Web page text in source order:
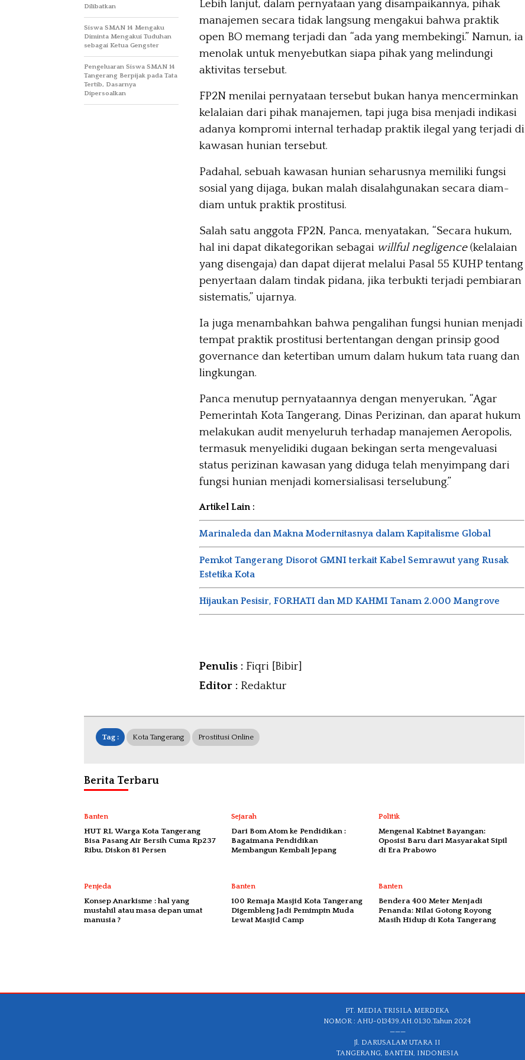
Lebih lanjut, dalam pernyataan yang disampaikannya, pihak
manajemen secara tidak langsung mengakui bahwa praktik
open BO memang terjadi dan “ada yang membekingi.” Namun, ia
menolak untuk menyebutkan siapa pihak yang melindungi
aktivitas tersebut.
FP2N menilai pernyataan tersebut bukan hanya mencerminkan
kelalaian dari pihak manajemen, tapi juga bisa menjadi indikasi
adanya kompromi internal terhadap praktik ilegal yang terjadi di
kawasan hunian tersebut.
Padahal, sebuah kawasan hunian seharusnya memiliki fungsi
sosial yang dijaga, bukan malah disalahgunakan secara diam-
diam untuk praktik prostitusi.
Salah satu anggota FP2N, Panca, menyatakan, “Secara hukum,
hal ini dapat dikategorikan sebagai willful negligence(kelalaian
yang disengaja) dan dapat dijerat melalui Pasal 55 KUHP tentang
penyertaan dalam tindak pidana, jika terbukti terjadi pembiaran
sistematis,” ujarnya.
Ia juga menambahkan bahwa pengalihan fungsi hunian menjadi
tempat praktik prostitusi bertentangan dengan prinsip good
governance dan ketertiban umum dalam hukum tata ruang dan
lingkungan.
Panca menutup pernyataannya dengan menyerukan, “Agar
Pemerintah Kota Tangerang, Dinas Perizinan, dan aparat hukum
melakukan audit menyeluruh terhadap manajemen Aeropolis,
termasuk menyelidiki dugaan bekingan serta mengevaluasi
status perizinan kawasan yang diduga telah menyimpang dari
fungsi hunian menjadi komersialisasi terselubung.”
Artikel Lain :
Marinaleda dan Makna Modernitasnya dalam Kapitalisme Global
Pemkot Tangerang Disorot GMNI terkait Kabel Semrawut yang Rusak
Estetika Kota
Hijaukan Pesisir, FORHATI dan MD KAHMI Tanam 2.000 Mangrove
Penulis : Fiqri [Bibir]
Editor : Redaktur
Dilibatkan
Siswa SMAN 14 Mengaku
Diminta Mengakui Tuduhan
sebagai Ketua Gengster
Pengeluaran Siswa SMAN 14
Tangerang Berpijak pada Tata
Tertib, Dasarnya
Dipersoalkan
Tag : Kota Tangerang Prostitusi Online
Berita Terbaru
Banten
HUT RI, Warga Kota Tangerang
Bisa Pasang Air Bersih Cuma Rp237
Ribu, Diskon 81 Persen
Sejarah
Dari Bom Atom ke Pendidikan :
Bagaimana Pendidikan
Membangun Kembali Jepang
Politik
Mengenal Kabinet Bayangan:
Oposisi Baru dari Masyarakat Sipil
di Era Prabowo
Penjeda
Konsep Anarkisme : hal yang
mustahil atau masa depan umat
manusia ?
Banten
100 Remaja Masjid Kota Tangerang
Digembleng Jadi Pemimpin Muda
Lewat Masjid Camp
Banten
Bendera 400 Meter Menjadi
Penanda: Nilai Gotong Royong
Masih Hidup di Kota Tangerang
PT. MEDIA TRISILA MERDEKA
NOMOR : AHU-013439.AH.01.30.Tahun 2024
———
Jl. DARUSALAM UTARA II
TANGERANG, BANTEN, INDONESIA